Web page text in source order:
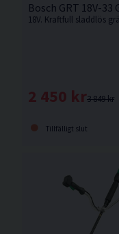
Bosch GRT 18V-33
3 849 kr
2 450 kr
Tillfälligt slut